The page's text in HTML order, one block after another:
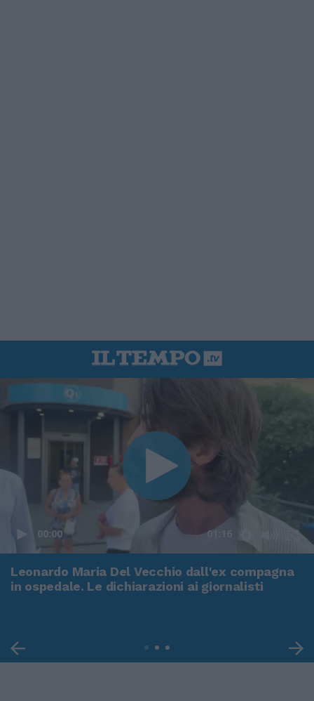
00:00 01:16
Leonardo Maria Del Vecchio dall'ex compagna
in ospedale. Le dichiarazioni ai giornalisti